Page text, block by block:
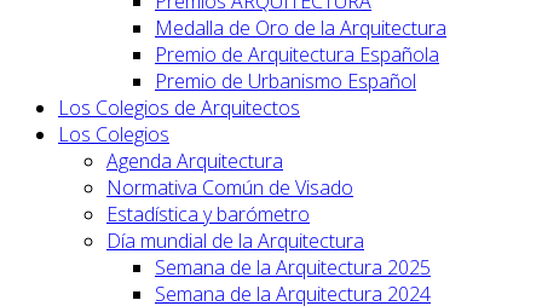
Medalla de Oro de la Arquitectura
Premio de Arquitectura Española
Premio de Urbanismo Español
Los Colegios de Arquitectos
Los Colegios
Agenda Arquitectura
Normativa Común de Visado
Estadística y barómetro
Día mundial de la Arquitectura
Semana de la Arquitectura 2025
Semana de la Arquitectura 2024